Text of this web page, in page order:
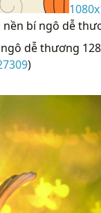
nền bí ngô dễ
dễ thương
)